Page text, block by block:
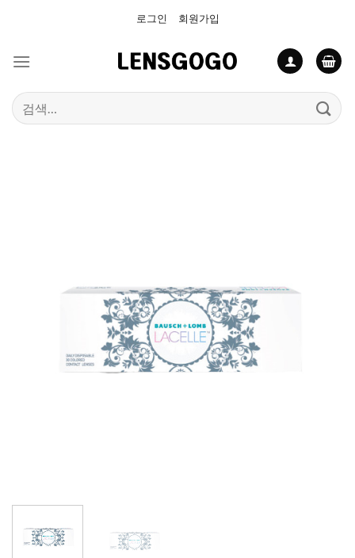
로그인 회원가입
검
색: